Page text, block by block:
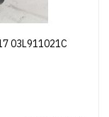
03L911021C